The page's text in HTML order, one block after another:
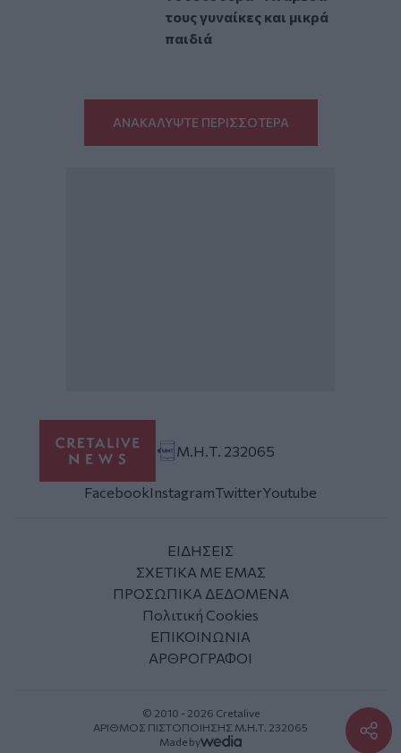
τους γυναίκες και μικρά
παιδιά
ΑΝΑΚΑΛΥΨΤΕ ΠΕΡΙΣΣΟΤΕΡΑ
Μ.Η.Τ. 232065
FacebookInstagramTwitterYoutube
ΕΙΔΗΣΕΙΣ
ΣΧΕΤΙΚΑ ΜΕ ΕΜΑΣ
ΠΡΟΣΩΠΙΚΑ ΔΕΔΟΜΕΝΑ
Πολιτική Cookies
ΕΠΙΚΟΙΝΩΝΙΑ
ΑΡΘΡΟΓΡΑΦΟΙ
© 2010 - 2026 Cretalive
ΑΡΙΘΜΟΣ ΠΙΣΤΟΠΟΙΗΣΗΣ Μ.Η.Τ. 232065
Made by